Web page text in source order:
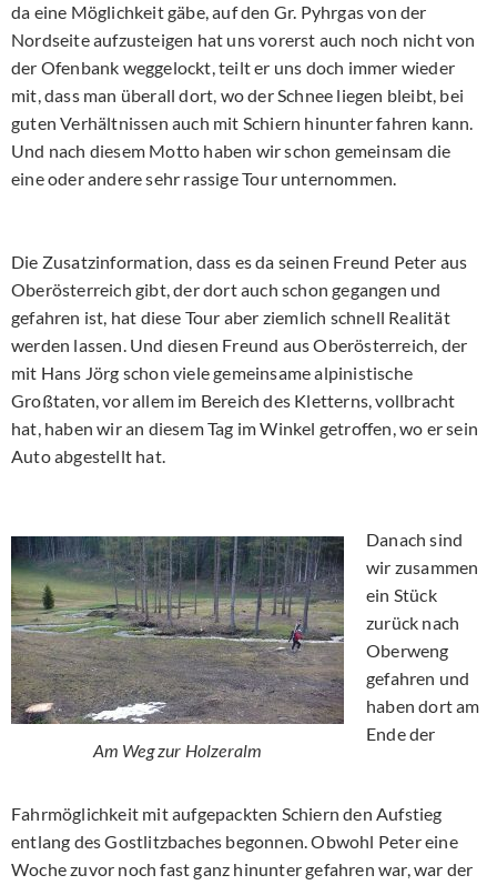
da eine Möglichkeit gäbe, auf den Gr. Pyhrgas von der
Nordseite aufzusteigen hat uns vorerst auch noch nicht von
der Ofenbank weggelockt, teilt er uns doch immer wieder
mit, dass man überall dort, wo der Schnee liegen bleibt, bei
guten Verhältnissen auch mit Schiern hinunter fahren kann.
Und nach diesem Motto haben wir schon gemeinsam die
eine oder andere sehr rassige Tour unternommen.
Die Zusatzinformation, dass es da seinen Freund Peter aus
Oberösterreich gibt, der dort auch schon gegangen und
gefahren ist, hat diese Tour aber ziemlich schnell Realität
werden lassen. Und diesen Freund aus Oberösterreich, der
mit Hans Jörg schon viele gemeinsame alpinistische
Großtaten, vor allem im Bereich des Kletterns, vollbracht
hat, haben wir an diesem Tag im Winkel getroffen, wo er sein
Auto abgestellt hat.
Am Weg zur Holzeralm
Danach sind
wir zusammen
ein Stück
zurück nach
Oberweng
gefahren und
haben dort am
Ende der
Fahrmöglichkeit mit aufgepackten Schiern den Aufstieg
entlang des Gostlitzbaches begonnen. Obwohl Peter eine
Woche zuvor noch fast ganz hinunter gefahren war, war der